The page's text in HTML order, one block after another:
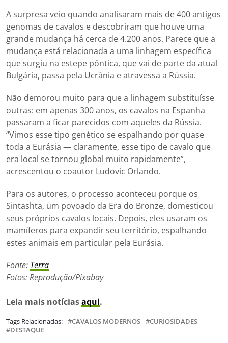
A surpresa veio quando analisaram mais de 400 antigos
genomas de cavalos e descobriram que houve uma
grande mudança há cerca de 4.200 anos. Parece que a
mudança está relacionada a uma linhagem específica
que surgiu na estepe pôntica, que vai de parte da atual
Bulgária, passa pela Ucrânia e atravessa a Rússia.
Não demorou muito para que a linhagem substituísse
outras: em apenas 300 anos, os cavalos na Espanha
passaram a ficar parecidos com aqueles da Rússia.
“Vimos esse tipo genético se espalhando por quase
toda a Eurásia — claramente, esse tipo de cavalo que
era local se tornou global muito rapidamente”,
acrescentou o coautor Ludovic Orlando.
Para os autores, o processo aconteceu porque os
Sintashta, um povoado da Era do Bronze, domesticou
seus próprios cavalos locais. Depois, eles usaram os
mamíferos para expandir seu território, espalhando
estes animais em particular pela Eurásia.
Fonte: Terra
Fotos: Reprodução/Pixabay
Leia mais notíciasaqui.
Tags Relacionadas: CAVALOS MODERNOS
CURIOSIDADES
DESTAQUE